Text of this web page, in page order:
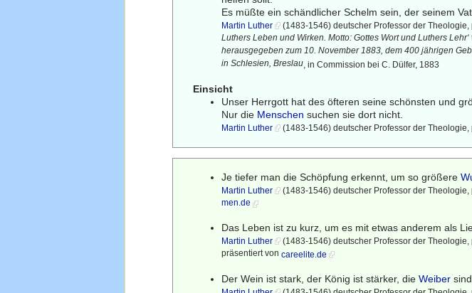
Es müßte ein schändlicher Schelm sein, der seinem
Martin Luther (1483-1546) deutscher Professor der
Luthers Leben und Wirken. Motto: Gottes Wort und Luthers
herausgegeben zum 10. November 1883, dem 400 jährigen
in Schlesien, Breslau, in Commission bei C. Dülfer, 1883
Einsicht
Unser Herrgott hat des öfteren seine schönsten und
Nur die Menschen suchen sie dort nicht.
Martin Luther (1483-1546) deutscher Professor der
Je tiefer man die Schöpfung erkennt, um so größere
Martin Luther (1483-1546) deutscher Professor der
men.de
Das Leben ist zu kurz, um es mit etwas anderem als
Martin Luther (1483-1546) deutscher Professor der
präsentiert voncareelite.de
Der Wein ist stark, der König ist stärker, dieWeiber